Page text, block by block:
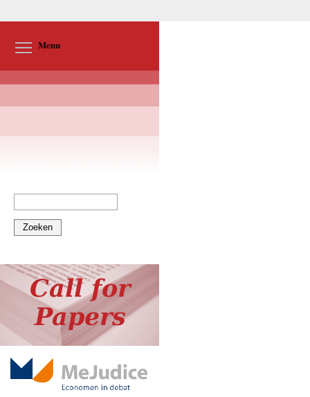
Menu
Zoeken